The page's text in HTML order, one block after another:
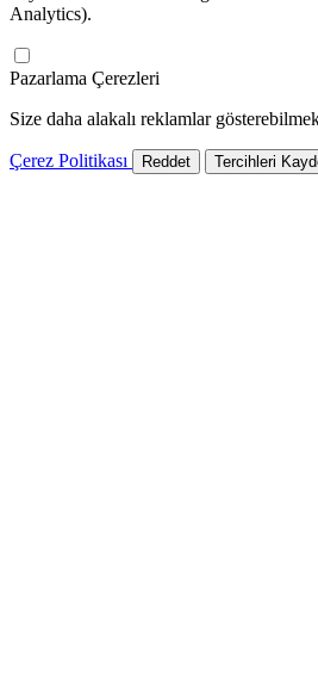
Analytics).
Pazarlama Çerezleri
Size daha alakalı reklamlar
Çerez Politikası Reddet Tercihleri